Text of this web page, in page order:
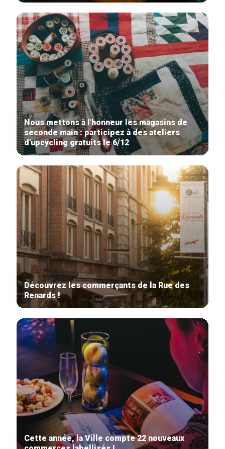
Nous mettons à l'honneur les magasins de
seconde main : participez à des ateliers
d'upcycling gratuits le 6/12
Découvrez les commerçants de la Rue des
Renards !
Cette année, la Ville compte 22 nouveaux